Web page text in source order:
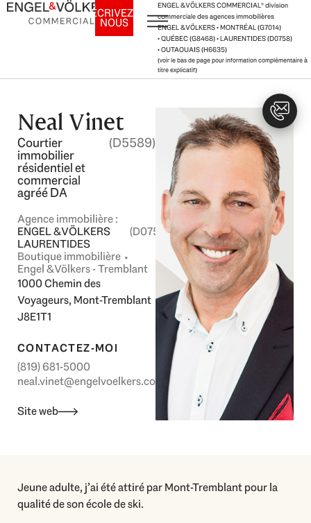
Aller
ENGEL & VÖLKERS COMMERCIAL®division
commerciale des agences immobilières
ENGEL & VÖLKERS • MONTRÉAL (G7014)
• QUÉBEC (G8468) • LAURENTIDES (D0758)
• OUTAOUAIS (H6635)
(voir le bas de page pour information complémentaire à
titre explicatif)
ÉCRIVEZ-
NOUS
Neal Vinet
Courtier
immobilier
résidentiel et
commercial
agréé DA
(D5589)
Agence immobilière :
ENGEL & VÖLKERS
LAURENTIDES
(D0758)
Boutique immobilière ⬩
Engel & Völkers - Tremblant
1000 Chemin des
Voyageurs, Mont-Tremblant
J8E1T1
CONTACTEZ-MOI
(819) 681-5000
neal.vinet@engelvoelkers.com
Site web
Jeune adulte, j’ai été attiré par Mont-Tremblant pour la
qualité de son école de ski.